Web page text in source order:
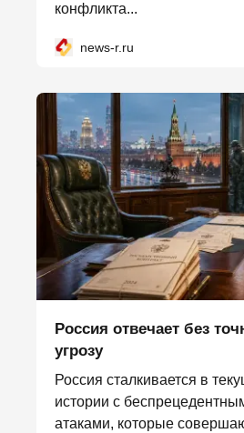
конфликта...
news-r.ru
Россия отвечает без
угрозу
Россия сталкивается в
истории с
атаками, которые